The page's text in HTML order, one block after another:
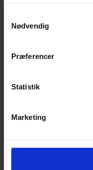
Nødvendig
Præferencer
Statistik
Marketing